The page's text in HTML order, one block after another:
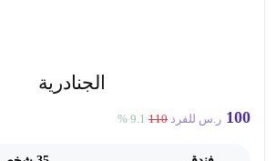
الجنادرية
100 ر.س للفرد 110
9.1 %